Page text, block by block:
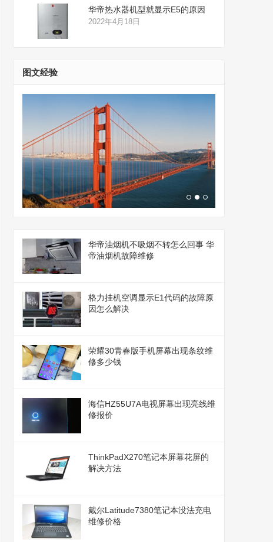
华帝热水器机型就显示E5的原因
2022年4月18日
图文经验
华帝油烟机不吸烟不转怎么回事 华
帝油烟机故障维修
格力挂机空调显示E1代码的故障原
因怎么解决
荣耀30青春版手机屏幕出现条纹维
修多少钱
海信HZ55U7A电视屏幕出现亮线维
修报价
ThinkPadX270笔记本屏幕花屏的
解决方法
戴尔Latitude7380笔记本没法充电
维修价格